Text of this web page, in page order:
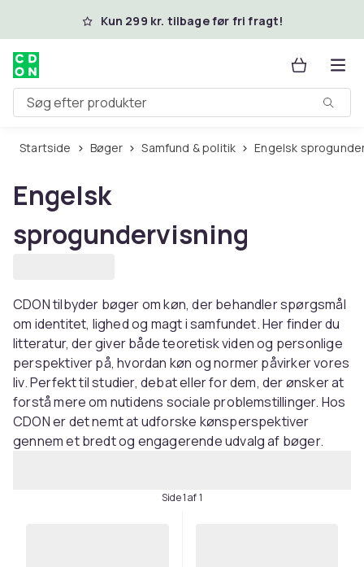
Spring til hovedindhold
Kun 299 kr. tilbage før fri fragt!
Søg efter produkter
Startside Bøger Samfund & politik Engelsk
Engelsk
sprogundervisning
CDON tilbyder bøger om køn, der behandler spørgsmål
om identitet, lighed og magt i samfundet. Her finder du
litteratur, der giver både teoretisk viden og personlige
perspektiver på, hvordan køn og normer påvirker vores
liv. Perfekt til studier, debat eller for dem, der ønsker at
forstå mere om nutidens sociale problemstillinger. Hos
CDON er det nemt at udforske kønsperspektiver
gennem et bredt og engagerende udvalg af bøger.
Side 1 af 1